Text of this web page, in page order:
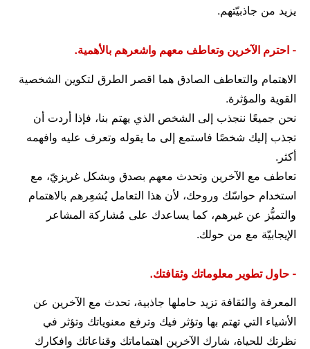
يزيد من جاذبيّتهم.
- احترم الآخرين وتعاطف معهم واشعرهم بالأهمية.
الاهتمام والتعاطف الصادق هما اقصر الطرق لتكوين الشخصية
القوية والمؤثرة.
نحن جميعًا ننجذب إلى الشخص الذي يهتم بنا، فإذا أردت أن
تجذب إليك شخصًا فاستمع إلى ما يقوله وتعرف عليه وافهمه
أكثر.
تعاطف مع الآخرين وتحدث معهم بصدق وبشكل غريزيّ، مع
استخدام حواسّك وروحك، لأن هذا التعامل يُشعِرهم بالاهتمام
والتميُّز عن غيرهم، كما يساعدك على مُشاركة المشاعر
الإيجابيّة مع من حولك.
- حاول تطوير معلوماتك وثقافتك.
المعرفة والثقافة تزيد حاملها جاذبية، تحدث مع الآخرين عن
الأشياء التي تهتم بها وتؤثر فيك وترفع معنوياتك وتؤثر في
نظرتك للحياة، شارك الآخرين اهتماماتك وقناعاتك وافكارك